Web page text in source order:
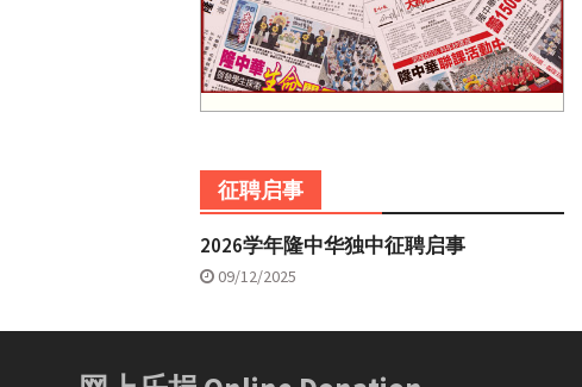
征聘启事
2026学年隆中华独中征聘启事
09/12/2025